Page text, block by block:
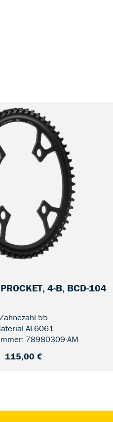
4-B, BCD-104
Zähnezahl 55
AL6061
78980309-AM
115,00 €